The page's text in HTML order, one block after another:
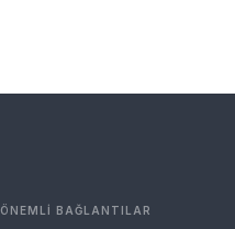
ÖNEMLİ BAĞLANTILAR